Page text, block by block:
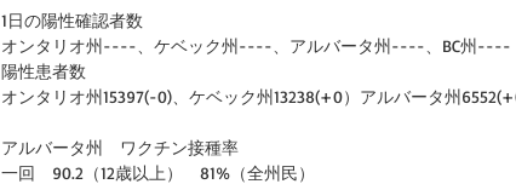
1日の陽性確認者数
オンタリオ州----、ケベック州----、アルバータ州----、BC州----
陽性患者数
オンタリオ州15397(-0)、ケベック州13238(+0）アルバータ州
アルバータ州　ワクチン接種率
一回　90.2（12歳以上）　81%（全州民）